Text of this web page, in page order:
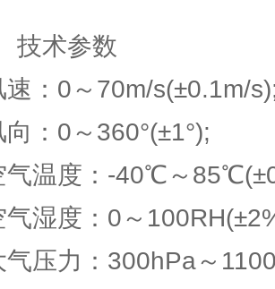
术参数
0～70m/s(±0.1m/
0～360°(±1°);
温度：-40℃～
度：0～
力：300hPa～